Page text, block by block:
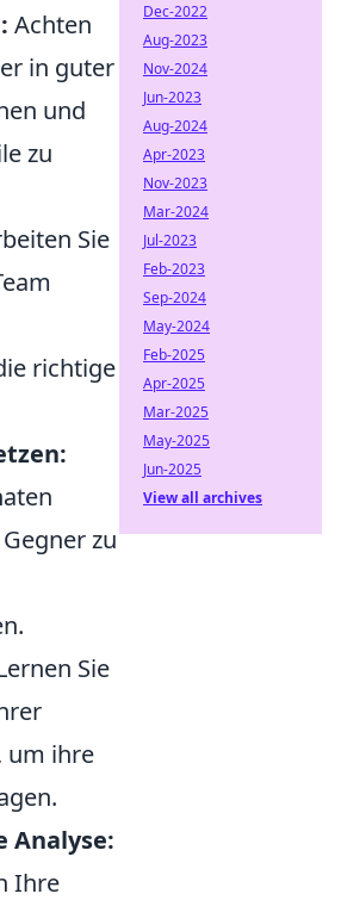
Achten
in guter
und
zu
Sie
richtige
zu
Sie
um ihre
Analyse:
Ihre
Dec-2022
Aug-2023
Nov-2024
Jun-2023
Aug-2024
Apr-2023
Nov-2023
Mar-2024
Jul-2023
Feb-2023
Sep-2024
May-2024
Feb-2025
Apr-2025
Mar-2025
May-2025
Jun-2025
View all archives